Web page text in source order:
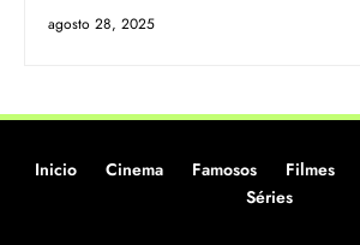
agosto 28, 2025
Inicio Cinema Famosos Filmes
Séries